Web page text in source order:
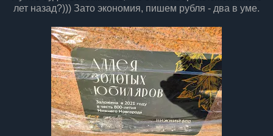
лет назад?))) Зато экономия, пишем рубля - два в уме.